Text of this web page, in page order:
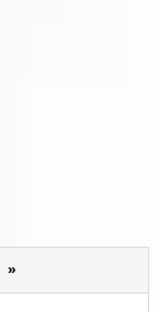
»
Suami